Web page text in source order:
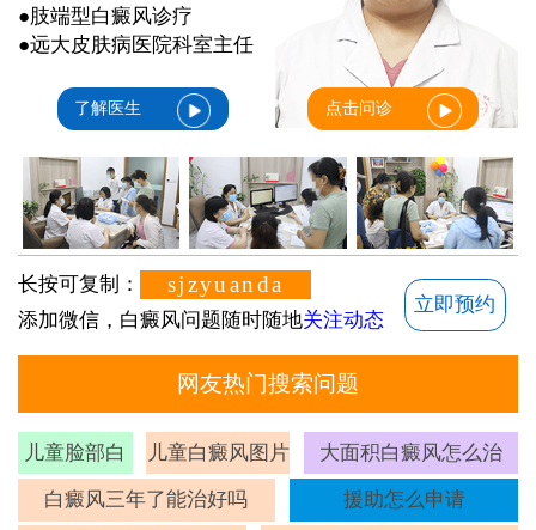
●肢端型白癜风诊疗
●远大皮肤病医院科室主任
了解医生 点击问诊
长按可复制： sjzyuanda
添加微信，白癜风问题随时随地关注动态
立即预约
网友热门搜索问题
儿童脸部白
斑
儿童白癜风图片 大面积白癜风怎么治
白癜风三年了能治好吗 援助怎么申请